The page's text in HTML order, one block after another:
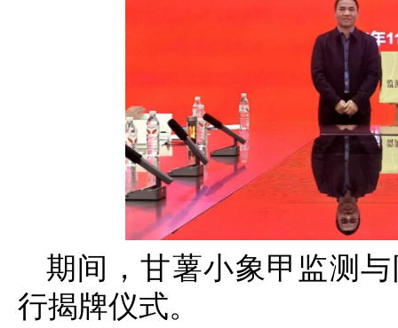
期间，甘薯小象甲监测
行揭牌仪式。